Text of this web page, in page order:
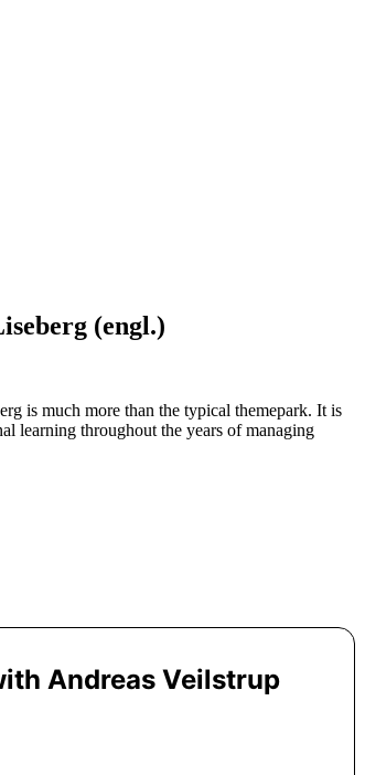
(engl.)
is much more than the typical themepark. It is
learning throughout the years of managing